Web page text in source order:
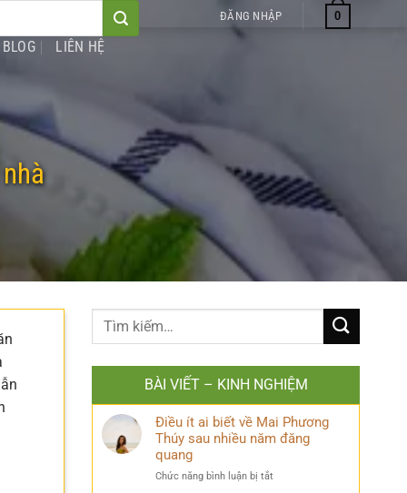
ĐĂNG NHẬP 0
BLOG LIÊN HỆ
BÀI VIẾT – KINH NGHIỆM
Điều ít ai biết về Mai Phương
Thúy sau nhiều năm đăng
quang
Chức năng bình luận bị tắt